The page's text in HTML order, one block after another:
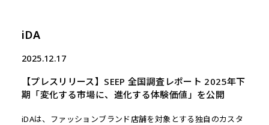
iDA
2025.12.17
【プレスリリース】SEEP 全国調査レポート 2025年下
期「変化する市場に、進化する体験価値」を公開
iDAは、ファッションブランド店舗を対象とする独自のカスタ